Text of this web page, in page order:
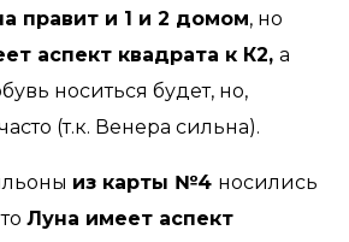
правит и 1 и 2 домом, но
аспект квадрата к К2, а
носиться будет, но,
(т.к. Венера сильна).
из карты №4 носились
Луна имеет аспект